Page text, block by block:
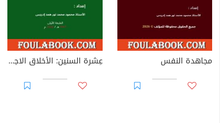
مجاهدة النفس عِشرة السنين: الأخلاق الاجتماعية الإسلامية